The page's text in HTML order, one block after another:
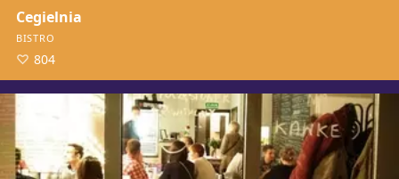
Cegielnia
BISTRO
804